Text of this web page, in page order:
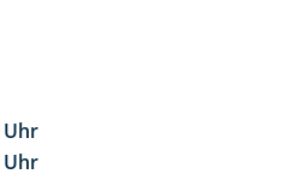
Uhr
Uhr